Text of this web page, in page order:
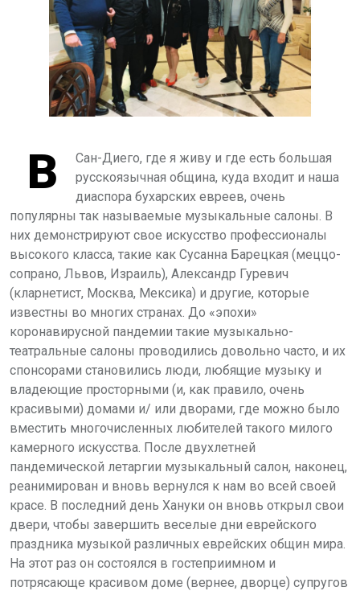
В
Сан-Диего, где я живу и где есть большая
русскоязычная община, куда входит и наша
диаспора бухарских евреев, очень
популярны так называемые музыкальные салоны. В
них демонстрируют свое искусство профессионалы
высокого класса, такие как Сусанна Барецкая (меццо-
сопрано, Львов, Израиль), Александр Гуревич
(кларнетист, Москва, Мексика) и другие, которые
известны во многих странах. До «эпохи»
коронавирусной пандемии такие музыкально-
театральные салоны проводились довольно часто, и их
спонсорами становились люди, любящие музыку и
владеющие просторными (и, как правило, очень
красивыми) домами и/ или дворами, где можно было
вместить многочисленных любителей такого милого
камерного искусства. После двухлетней
пандемической летаргии музыкальный салон, наконец,
реанимирован и вновь вернулся к нам во всей своей
красе. В последний день Хануки он вновь открыл свои
двери, чтобы завершить веселые дни еврейского
праздника музыкой различных еврейских общин мира.
На этот раз он состоялся в гостеприимном и
потрясающе красивом доме (вернее, дворце) супругов